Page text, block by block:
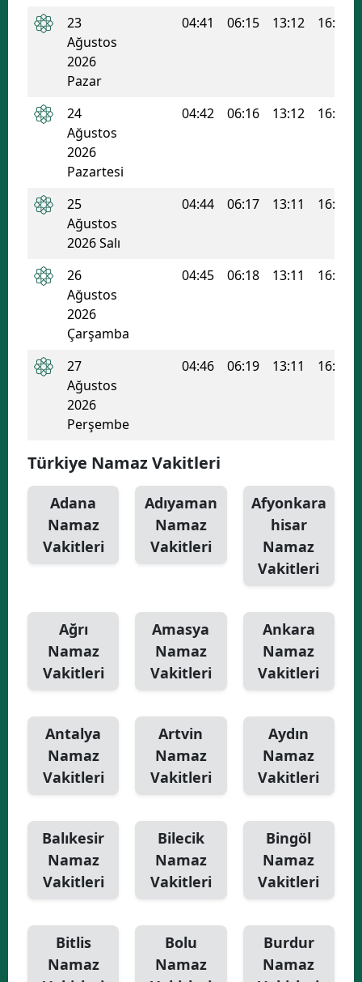
Sivas
Trabzon
Batman
Ardahan
Iğdır
Kilis
Osmaniye
Düzce
23
Ağustos
2026
Pazar
04:41 06:15 13:12 16:57
24
Ağustos
2026
Pazartesi
04:42 06:16 13:12 16:56
25
Ağustos
2026 Salı
04:44 06:17 13:11 16:56
26
Ağustos
2026
Çarşamba
04:45 06:18 13:11 16:55
27
Ağustos
2026
Perşembe
04:46 06:19 13:11 16:54
Türkiye Namaz Vakitleri
Adana
Namaz
Vakitleri
Adıyaman
Namaz
Vakitleri
Afyonkara
hisar
Namaz
Vakitleri
Ağrı
Namaz
Vakitleri
Amasya
Namaz
Vakitleri
Ankara
Namaz
Vakitleri
Antalya
Namaz
Vakitleri
Artvin
Namaz
Vakitleri
Aydın
Namaz
Vakitleri
Balıkesir
Namaz
Vakitleri
Bilecik
Namaz
Vakitleri
Bingöl
Namaz
Vakitleri
Bitlis
Namaz
Bolu
Namaz
Burdur
Namaz